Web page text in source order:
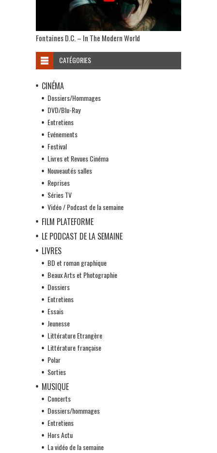
Fontaines D.C. – In The Modern World
CATÉGORIES
CINÉMA
Dossiers/Hommages
DVD/Blu-Ray
Entretiens
Evénements
Festival
Livres et Revues Cinéma
Nouveautés salles
Reprises
Séries TV
Vidéo / Podcast de la semaine
FILM PLATEFORME
LE PODCAST DE LA SEMAINE
LIVRES
BD et roman graphique
Beaux Arts et Photographie
Dossiers
Entretiens
Essais
Jeunesse
Littérature Etrangère
Littérature française
Polar
Sorties
MUSIQUE
Concerts
Dossiers/hommages
Entretiens
Hors Actu
La vidéo de la semaine